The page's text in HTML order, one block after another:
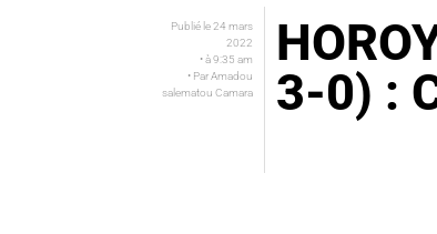
Publié le24 mars
2022
• à9:35 am
• ParAmadou
salematou Camara
3-0) :